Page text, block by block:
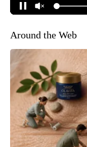
Around the Web